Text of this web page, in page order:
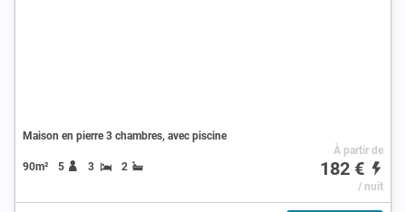
Maison en pierre 3 chambres, avec piscine
90m² 5 3 2
À partir de
182 €
/ nuit